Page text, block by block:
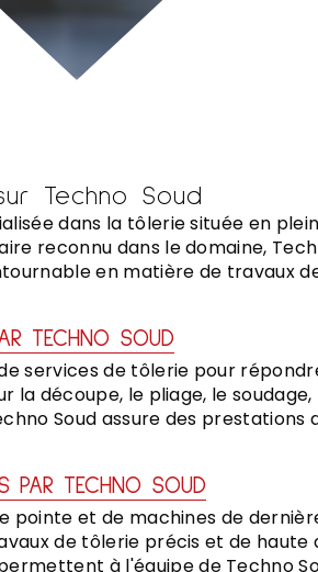
Techno Soud
dans la tôlerie située en
reconnu dans le domaine,
en matière de travaux
TECHNO SOUD
services de tôlerie pour
la découpe, le pliage, le
Soud assure des prestations
PAR TECHNO SOUD
pointe et de machines de
de tôlerie précis et de haute
à l'équipe de Techno